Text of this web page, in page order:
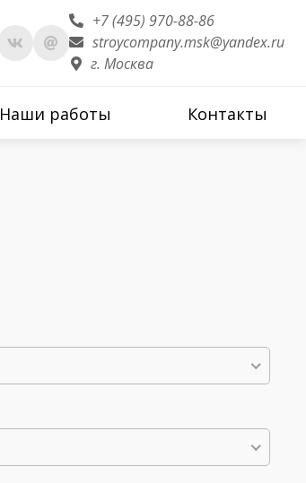
+7 (495) 970-88-86
stroycompany.msk@yandex.ru
г. Москва
Наши работы Контакты